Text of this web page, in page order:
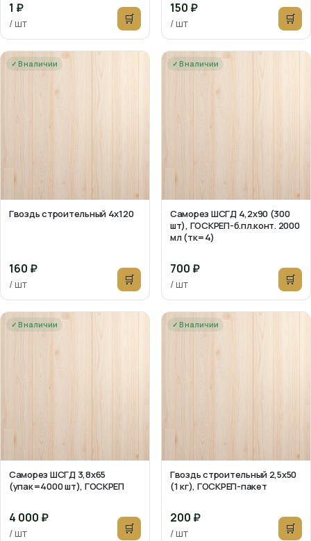
1 ₽
/ шт 🛒
150 ₽
/ шт 🛒
✓ В наличии
Гвоздь строительный 4х120
160 ₽
/ шт 🛒
✓ В наличии
Саморез ШСГД 4,2х90 (300
шт), ГОСКРЕП-б.пл.конт. 2000
мл (тк=4)
700 ₽
/ шт 🛒
✓ В наличии
Саморез ШСГД 3,8х65
(упак=4000 шт), ГОСКРЕП
4 000 ₽
/ шт 🛒
✓ В наличии
Гвоздь строительный 2,5х50
(1 кг), ГОСКРЕП-пакет
200 ₽
/ шт 🛒